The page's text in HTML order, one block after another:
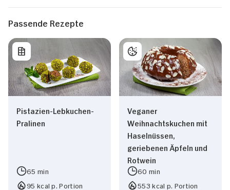
Passende Rezepte
Pistazien-Lebkuchen-
Pralinen
65 min
95 kcal p. Portion
Veganer
Weihnachtskuchen mit
Haselnüssen,
geriebenen Äpfeln und
Rotwein
60 min
553 kcal p. Portion